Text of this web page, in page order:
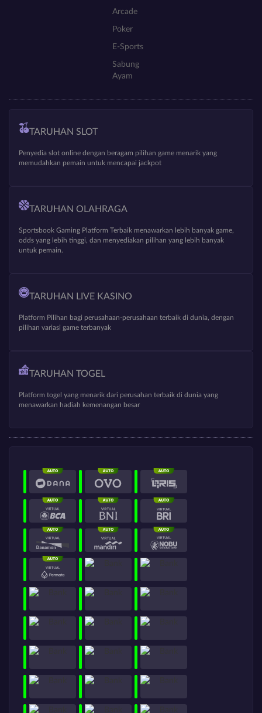
Arcade
Poker
E-Sports
Sabung
Ayam
TARUHAN SLOT
Penyedia slot online dengan beragam pilihan game menarik yang
memudahkan pemain untuk mencapai jackpot
TARUHAN OLAHRAGA
Sportsbook Gaming Platform Terbaik menawarkan lebih banyak game,
odds yang lebih tinggi, dan menyediakan pilihan yang lebih banyak
untuk pemain.
TARUHAN LIVE KASINO
Platform Pilihan bagi perusahaan-perusahaan terbaik di dunia, dengan
pilihan variasi game terbanyak
TARUHAN TOGEL
Platform togel yang menarik dari perusahan terbaik di dunia yang
menawarkan hadiah kemenangan besar